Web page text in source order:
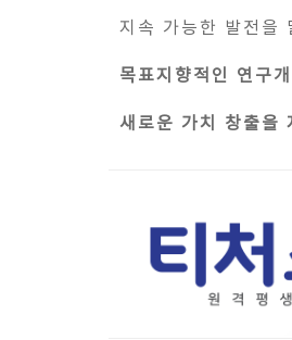
지속 가능한 발전을
목표지향적인 연구
새로운 가치 창출을